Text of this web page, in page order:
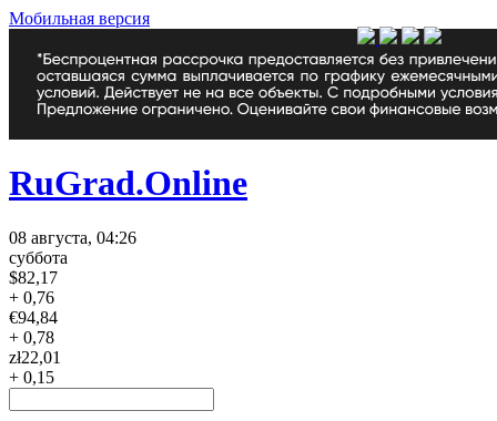
Мобильная версия
RuGrad.Online
08 августа, 04:26
суббота
$82,17
+ 0,76
€94,84
+ 0,78
zł22,01
+ 0,15